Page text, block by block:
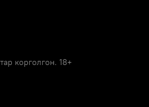
корголгон. 18+